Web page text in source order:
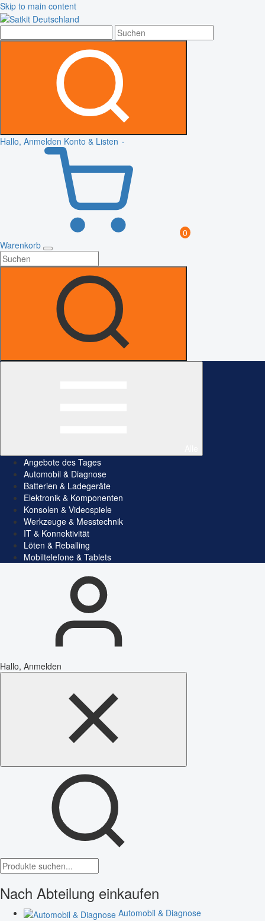
Skip to main content
Hallo, Anmelden Konto & Listen
0
Warenkorb
Angebote des Tages
Automobil & Diagnose
Batterien & Ladegeräte
Elektronik & Komponenten
Konsolen & Videospiele
Werkzeuge & Messtechnik
IT & Konnektivität
Löten & Reballing
Mobiltelefone & Tablets
Hallo, Anmelden
Nach Abteilung einkaufen
Automobil & Diagnose